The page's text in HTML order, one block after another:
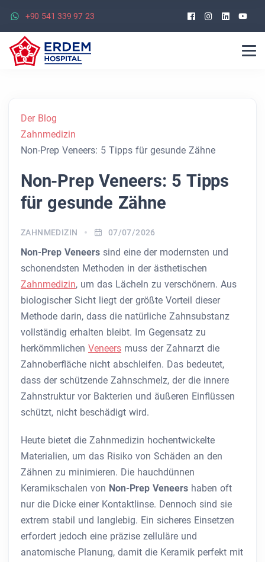
+90 541 339 97 23 Facebook
Der Blog
Zahnmedizin
Non-Prep Veneers: 5 Tipps für gesunde Zähne
Non-Prep Veneers: 5 Tipps
für gesunde Zähne
ZAHNMEDIZIN 07/07/2026
Non-Prep Veneers sind eine der modernsten und
schonendsten Methoden in der ästhetischen
Zahnmedizin, um das Lächeln zu verschönern. Aus
biologischer Sicht liegt der größte Vorteil dieser
Methode darin, dass die natürliche Zahnsubstanz
vollständig erhalten bleibt. Im Gegensatz zu
herkömmlichen Veneers muss der Zahnarzt die
Zahnoberfläche nicht abschleifen. Das bedeutet,
dass der schützende Zahnschmelz, der die innere
Zahnstruktur vor Bakterien und äußeren Einflüssen
schützt, nicht beschädigt wird.
Heute bietet die Zahnmedizin hochentwickelte
Materialien, um das Risiko von Schäden an den
Zähnen zu minimieren. Die hauchdünnen
Keramikschalen von Non-Prep Veneers haben oft
nur die Dicke einer Kontaktlinse. Dennoch sind sie
extrem stabil und langlebig. Ein sicheres Einsetzen
erfordert jedoch eine präzise zelluläre und
anatomische Planung, damit die Keramik perfekt mit